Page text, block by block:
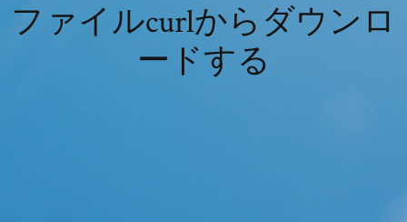
ファイルcurlからダウンロ
ードする